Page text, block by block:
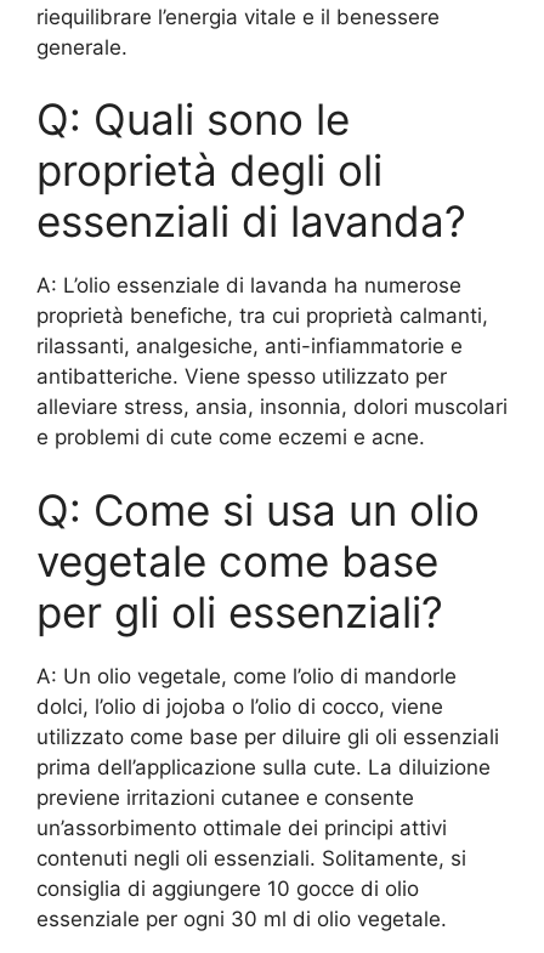
riequilibrare l’energia vitale e il benessere
generale.
Q: Quali sono le
proprietà degli oli
essenziali di lavanda?
A: L’olio essenziale di lavanda ha numerose
proprietà benefiche, tra cui proprietà calmanti,
rilassanti, analgesiche, anti-infiammatorie e
antibatteriche. Viene spesso utilizzato per
alleviare stress, ansia, insonnia, dolori muscolari
e problemi di cute come eczemi e acne.
Q: Come si usa un olio
vegetale come base
per gli oli essenziali?
A: Un olio vegetale, come l’olio di mandorle
dolci, l’olio di jojoba o l’olio di cocco, viene
utilizzato come base per diluire gli oli essenziali
prima dell’applicazione sulla cute. La diluizione
previene irritazioni cutanee e consente
un’assorbimento ottimale dei principi attivi
contenuti negli oli essenziali. Solitamente, si
consiglia di aggiungere 10 gocce di olio
essenziale per ogni 30 ml di olio vegetale.